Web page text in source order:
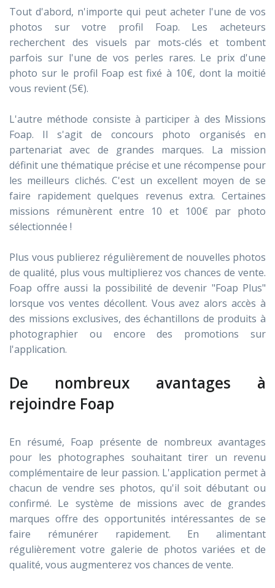
Tout d'abord, n'importe qui peut acheter l'une de vos
photos sur votre profil Foap. Les acheteurs
recherchent des visuels par mots-clés et tombent
parfois sur l'une de vos perles rares. Le prix d'une
photo sur le profil Foap est fixé à 10€, dont la moitié
vous revient (5€).
L'autre méthode consiste à participer à des Missions
Foap. Il s'agit de concours photo organisés en
partenariat avec de grandes marques. La mission
définit une thématique précise et une récompense pour
les meilleurs clichés. C'est un excellent moyen de se
faire rapidement quelques revenus extra. Certaines
missions rémunèrent entre 10 et 100€ par photo
sélectionnée !
Plus vous publierez régulièrement de nouvelles photos
de qualité, plus vous multiplierez vos chances de vente.
Foap offre aussi la possibilité de devenir "Foap Plus"
lorsque vos ventes décollent. Vous avez alors accès à
des missions exclusives, des échantillons de produits à
photographier ou encore des promotions sur
l'application.
De nombreux avantages à
rejoindre Foap
En résumé, Foap présente de nombreux avantages
pour les photographes souhaitant tirer un revenu
complémentaire de leur passion. L'application permet à
chacun de vendre ses photos, qu'il soit débutant ou
confirmé. Le système de missions avec de grandes
marques offre des opportunités intéressantes de se
faire rémunérer rapidement. En alimentant
régulièrement votre galerie de photos variées et de
qualité, vous augmenterez vos chances de vente.